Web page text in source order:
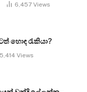
6,457 Views
හොඳ රැකියා?
5,414 Views